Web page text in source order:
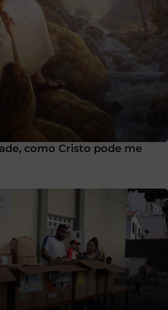
como Cristo pode me